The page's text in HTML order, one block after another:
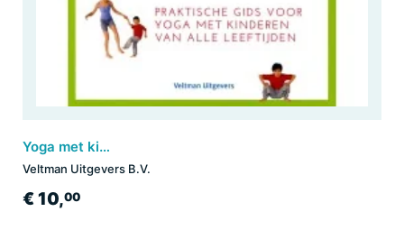
Yoga met kinderen
Veltman Uitgevers B.V.
€ 10,00